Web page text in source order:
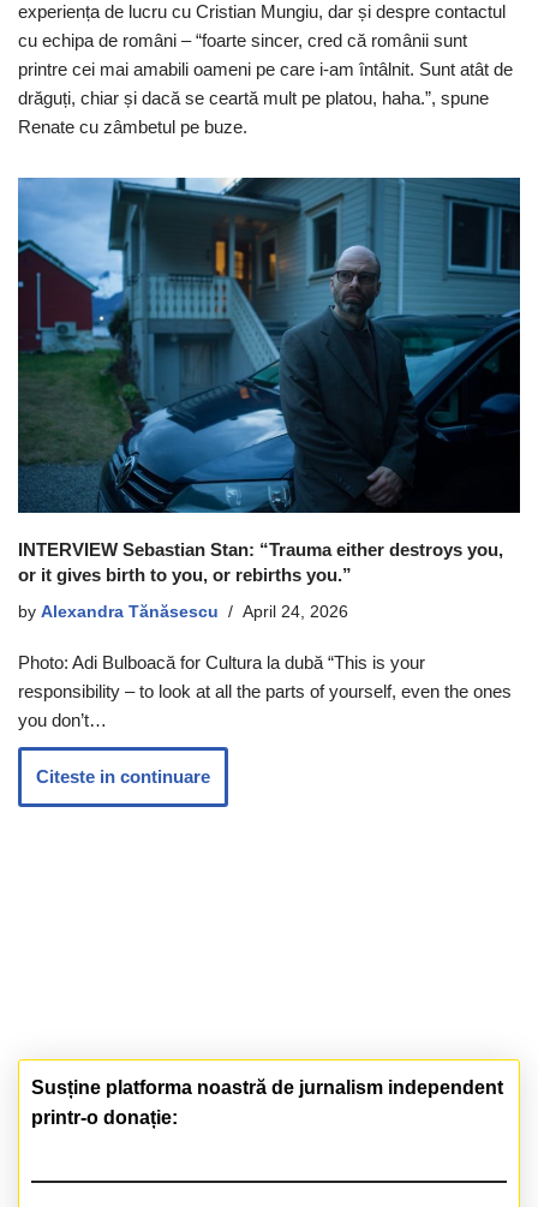
experiența de lucru cu Cristian Mungiu, dar și despre contactul
cu echipa de români – “foarte sincer, cred că românii sunt
printre cei mai amabili oameni pe care i-am întâlnit. Sunt atât de
drăguți, chiar și dacă se ceartă mult pe platou, haha.”, spune
Renate cu zâmbetul pe buze.
INTERVIEW Sebastian Stan: “Trauma either destroys you,
or it gives birth to you, or rebirths you.”
by Alexandra Tănăsescu April 24, 2026
Photo: Adi Bulboacă for Cultura la dubă “This is your
responsibility – to look at all the parts of yourself, even the ones
you don’t…
Citeste in continuare
Susține platforma noastră de jurnalism independent
printr-o donație: